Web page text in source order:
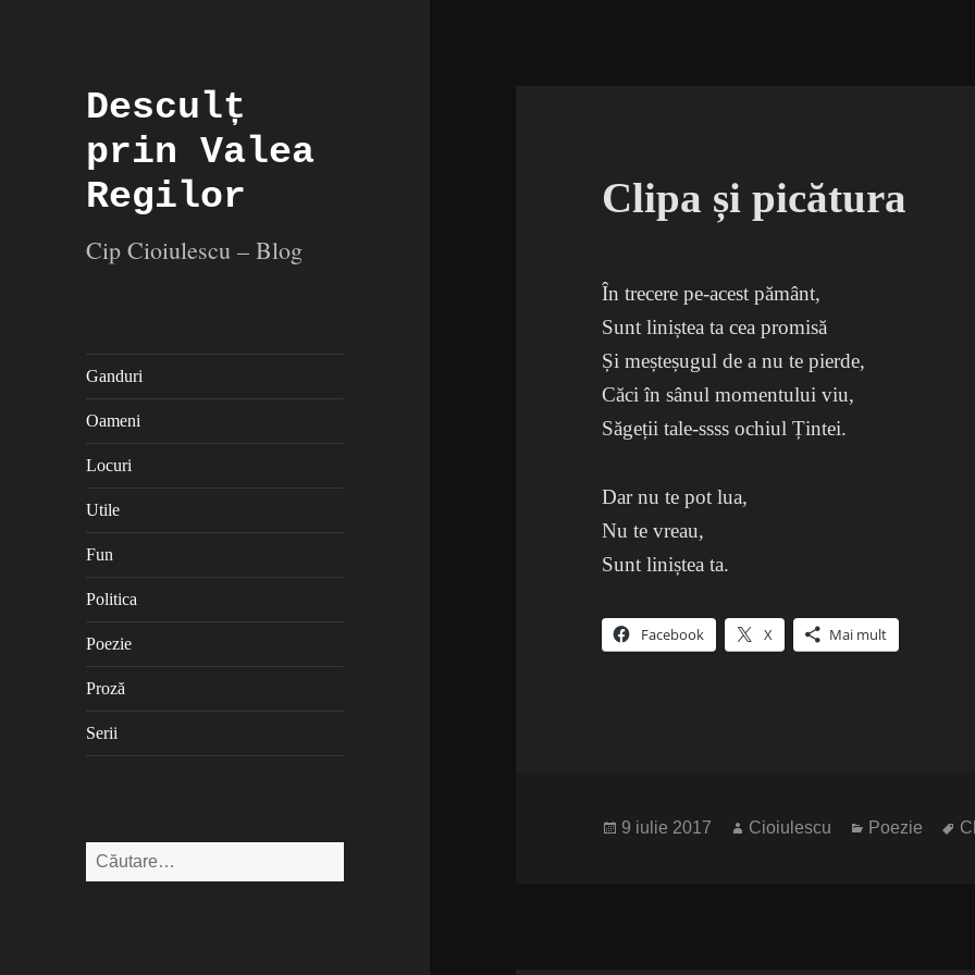
Desculț
prin Valea
Regilor
Cip Cioiulescu – Blog
Ganduri
Oameni
Locuri
Utile
Fun
Politica
Poezie
Proză
Serii
Caută
după:
Clipa și picătura
În trecere pe-acest pământ,
Sunt liniștea ta cea promisă
Și meșteșugul de a nu te pierde,
Căci în sânul momentului viu,
Săgeții tale-ssss ochiul Țintei.
Dar nu te pot lua,
Nu te vreau,
Sunt liniștea ta.
Facebook X Mai mult
Publicat
9 iulie 2017 Autor
Cioiulescu Categorii
Poezie